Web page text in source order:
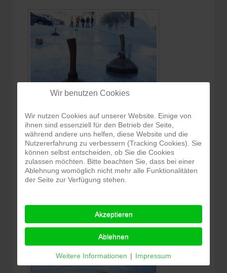
Wir benutzen Cookies
Wir nutzen Cookies auf unserer Website. Einige von
ihnen sind essenziell für den Betrieb der Seite,
während andere uns helfen, diese Website und die
Nutzererfahrung zu verbessern (Tracking Cookies). Sie
können selbst entscheiden, ob Sie die Cookies
zulassen möchten. Bitte beachten Sie, dass bei einer
Ablehnung womöglich nicht mehr alle Funktionalitäten
der Seite zur Verfügung stehen.
Akzeptieren
Ablehnen
Weitere Informationen | Impressum